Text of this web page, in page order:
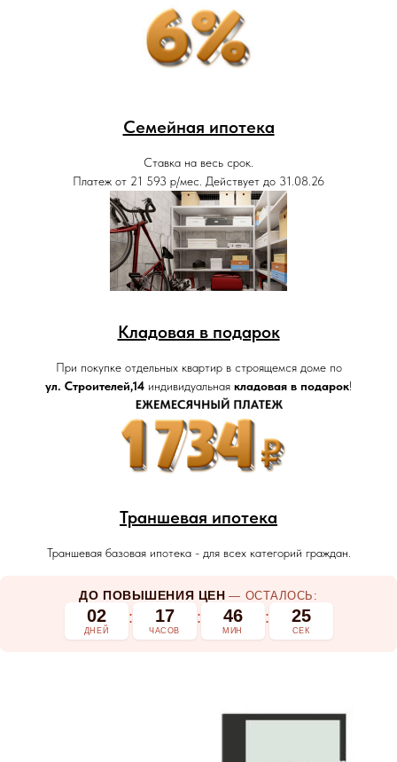
Семейная ипотека
Ставка на весь срок.
Платеж от 21 593 р/мес. Действует до 31.08.26
Кладовая в подарок
При покупке отдельных квартир в строящемся доме по
ул. Строителей,14 индивидуальная кладовая в подарок!
Траншевая ипотека
Траншевая базовая ипотека - для всех категорий граждан.
ДО ПОВЫШЕНИЯ ЦЕН — ОСТАЛОСЬ:
02
ДНЕЙ
: 17
ЧАСОВ
: 46
МИН
: 25
СЕК